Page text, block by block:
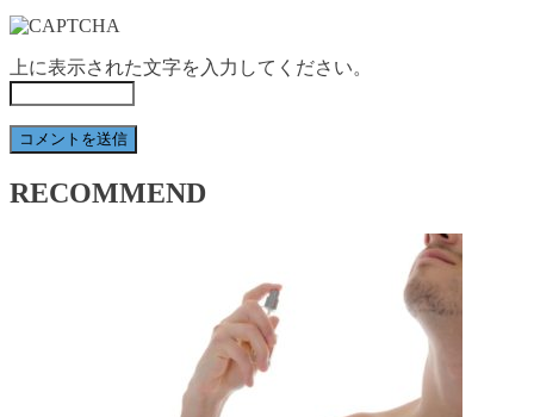
上に表示された文字を入力してください。
RECOMMEND